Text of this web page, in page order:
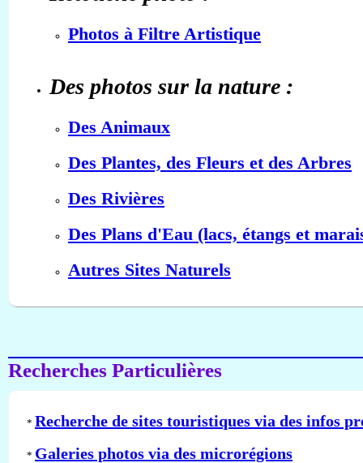
Photos à Filtre Artistique
Des photos sur la nature :
Des Animaux
Des Plantes, des Fleurs et des Arbres
Des Rivières
Des Plans d'Eau (lacs, étangs et
Autres Sites Naturels
Recherches Particulières
* Recherche de sites touristiques via des infos
* Galeries photos via des microrégions